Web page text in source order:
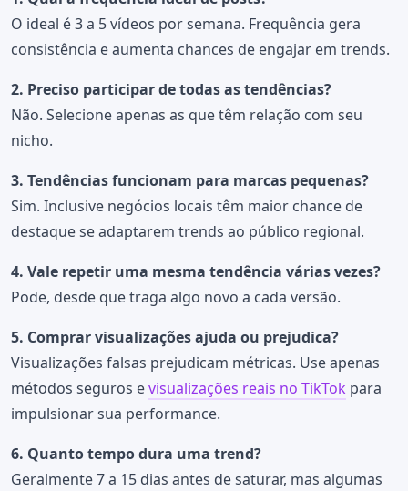
O ideal é 3 a 5 vídeos por semana. Frequência gera
consistência e aumenta chances de engajar em trends.
2. Preciso participar de todas as tendências?
Não. Selecione apenas as que têm relação com seu
nicho.
3. Tendências funcionam para marcas pequenas?
Sim. Inclusive negócios locais têm maior chance de
destaque se adaptarem trends ao público regional.
4. Vale repetir uma mesma tendência várias vezes?
Pode, desde que traga algo novo a cada versão.
5. Comprar visualizações ajuda ou prejudica?
Visualizações falsas prejudicam métricas. Use apenas
métodos seguros evisualizações reais no TikTok para
impulsionar sua performance.
6. Quanto tempo dura uma trend?
Geralmente 7 a 15 dias antes de saturar, mas algumas